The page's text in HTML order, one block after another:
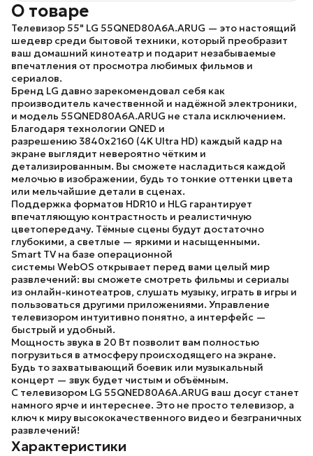
О товаре
Телевизор 55" LG 55QNED80A6A.ARUG — это настоящий
шедевр среди бытовой техники, который преобразит
ваш домашний кинотеатр и подарит незабываемые
впечатления от просмотра любимых фильмов и
сериалов.
Бренд LG давно зарекомендовал себя как
производитель качественной и надёжной электроники,
и модель 55QNED80A6A.ARUG не стала исключением.
Благодаря технологии QNED и
разрешению 3840x2160 (4K Ultra HD) каждый кадр на
экране выглядит невероятно чётким и
детализированным. Вы сможете насладиться каждой
мелочью в изображении, будь то тонкие оттенки цвета
или мельчайшие детали в сценах.
Поддержка форматов HDR10 и HLG гарантирует
впечатляющую контрастность и реалистичную
цветопередачу. Тёмные сцены будут достаточно
глубокими, а светлые — яркими и насыщенными.
Smart TV на базе операционной
системы WebOS открывает перед вами целый мир
развлечений: вы сможете смотреть фильмы и сериалы
из онлайн-кинотеатров, слушать музыку, играть в игры и
пользоваться другими приложениями. Управление
телевизором интуитивно понятно, а интерфейс —
быстрый и удобный.
Мощность звука в 20 Вт позволит вам полностью
погрузиться в атмосферу происходящего на экране.
Будь то захватывающий боевик или музыкальный
концерт — звук будет чистым и объёмным.
С телевизором LG 55QNED80A6A.ARUG ваш досуг станет
намного ярче и интереснее. Это не просто телевизор, а
ключ к миру высококачественного видео и безграничных
развлечений!
Характеристики